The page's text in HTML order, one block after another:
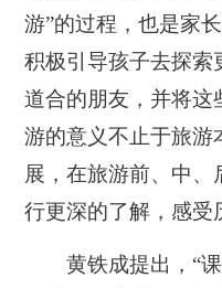
游”的过程，也是家
积极引导孩子去探索
道合的朋友，并将这
游的意义不止于旅游
展，在旅游前、中
行更深的了解，感受
黄铁成提出，“课